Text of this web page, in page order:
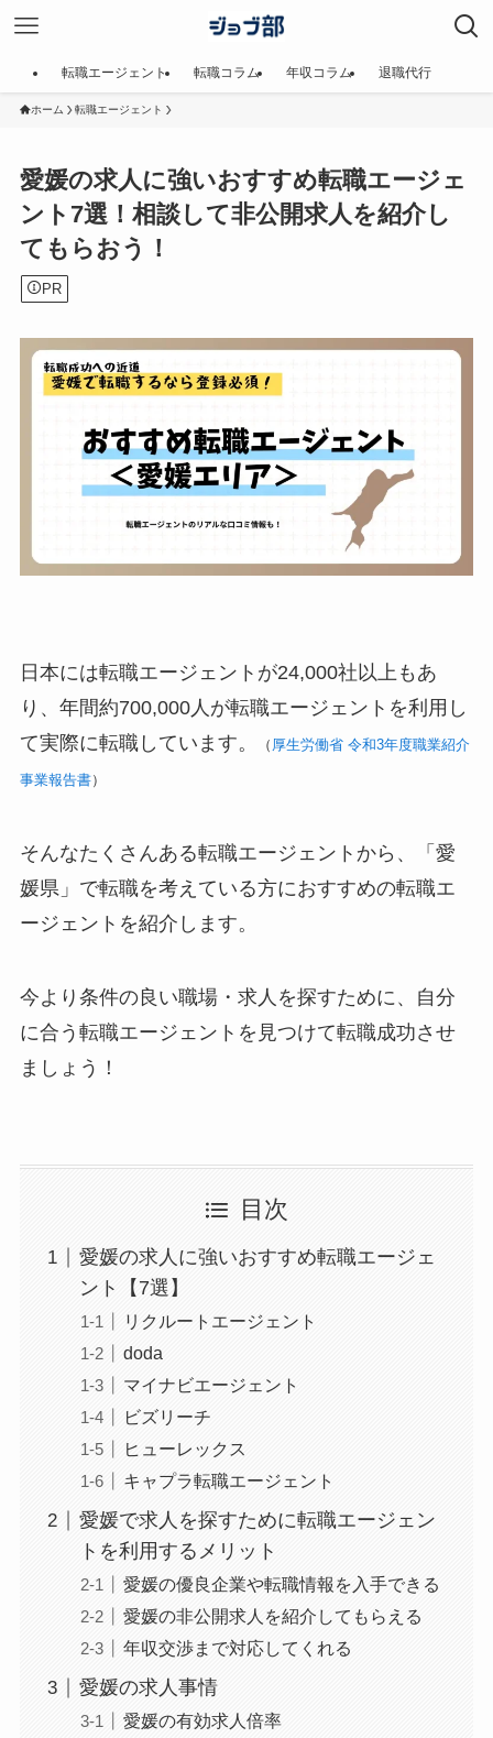
転職エージェント 転職コラム 年収コラム 退職代行
ホーム 転職エージェント
愛媛の求人に強いおすすめ転職エージェ
ント7選！相談して非公開求人を紹介し
てもらおう！
PR
日本には転職エージェントが24,000社以上もあ
り、年間約700,000人が転職エージェントを利用し
て実際に転職しています。
（ 厚生労働省 令和3年度職業紹介
事業報告書）
そんなたくさんある転職エージェントから、「愛
媛県」で転職を考えている方におすすめの転職エ
ージェントを紹介します。
今より条件の良い職場・求人を探すために、自分
に合う転職エージェントを見つけて転職成功させ
ましょう！
目次
愛媛の求人に強いおすすめ転職エージェ
ント【7選】
リクルートエージェント
doda
マイナビエージェント
ビズリーチ
ヒューレックス
キャプラ転職エージェント
愛媛で求人を探すために転職エージェン
トを利用するメリット
愛媛の優良企業や転職情報を入手できる
愛媛の非公開求人を紹介してもらえる
年収交渉まで対応してくれる
愛媛の求人事情
愛媛の有効求人倍率